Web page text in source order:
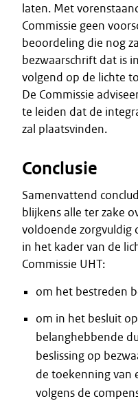
laten. Met
Commissie geen
beoordeling die nog
bezwaarschrift dat is
volgend op de lichte
De Commissie
te leiden dat de
zal plaatsvinden.
Conclusie
Samenvattend
blijkens alle ter zake
voldoende zorgvuldig
in het kader van de
Commissie UHT:
om het bestreden
om in het besluit
belanghebbende
beslissing op
de toekenning van
volgens de